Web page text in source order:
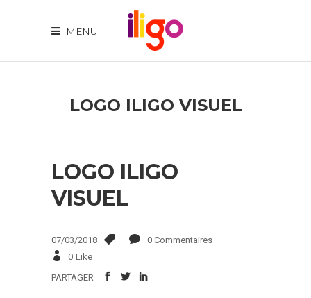
MENU
LOGO ILIGO VISUEL
LOGO ILIGO
VISUEL
07/03/2018
0 Commentaires
0 Like
PARTAGER